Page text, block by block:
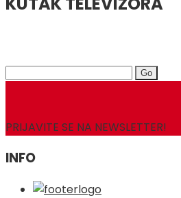
Search
PRIJAVITE SE NA NEWSLETTER!
INFO